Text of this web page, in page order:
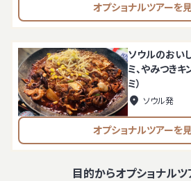
オプショナルツアーを
ソウルのおい
ミ、やみつきキ
ミ）
ソウル発
オプショナルツアーを
目的からオプショナルツ